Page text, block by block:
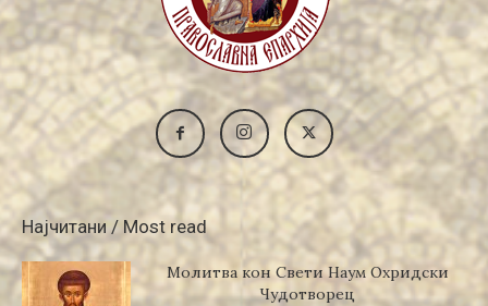
Најчитани / Most read
Молитва кон Свети Наум Охридски
Чудотворец